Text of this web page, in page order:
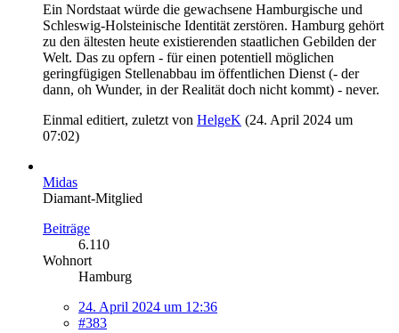
Ein Nordstaat würde die gewachsene Hamburgische und
Schleswig-Holsteinische Identität zerstören. Hamburg gehört
zu den ältesten heute existierenden staatlichen Gebilden der
Welt. Das zu opfern - für einen potentiell möglichen
geringfügigen Stellenabbau im öffentlichen Dienst (- der
dann, oh Wunder, in der Realität doch nicht kommt) - never.
Einmal editiert, zuletzt von HelgeK (24. April 2024 um
07:02)
Midas
Diamant-Mitglied
Beiträge
6.110
Wohnort
Hamburg
24. April 2024 um 12:36
#383